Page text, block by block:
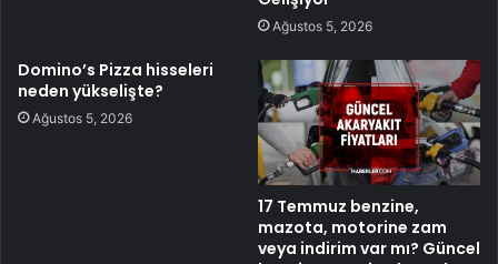
Ağustos 5, 2026
Domino’s Pizza hisseleri
neden yükselişte?
Ağustos 5, 2026
17 Temmuz benzine,
mazota, motorine zam
veya indirim var mı? Güncel